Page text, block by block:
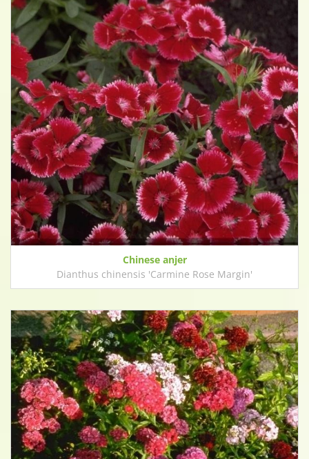
Chinese anjer
Dianthus chinensis 'Carmine Rose Margin'